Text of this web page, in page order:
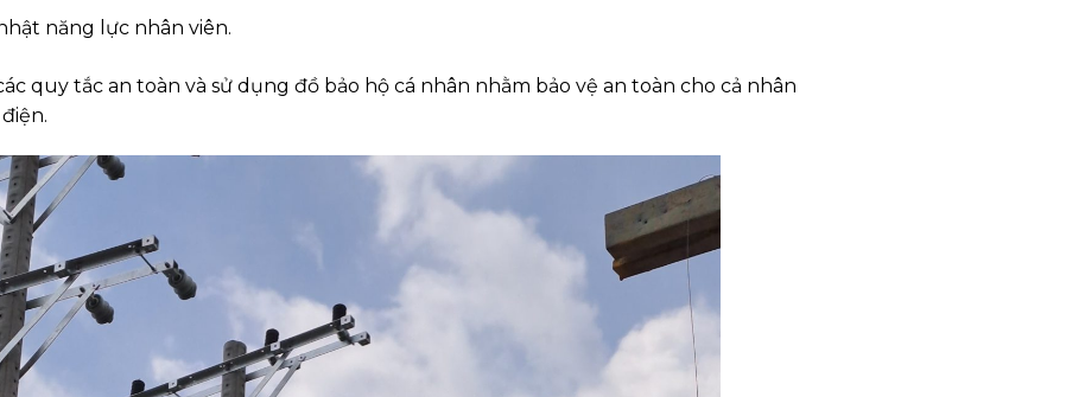
năng lực nhân viên.
quy tắc an toàn và sử dụng đồ bảo hộ cá nhân nhằm bảo vệ an toàn cho cả nhân